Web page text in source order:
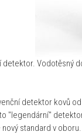
Vodotěsný
detektor kovů
"legendární"
nový standard v